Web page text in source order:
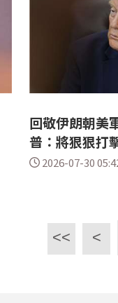
回敬伊朗朝
普：將狠狠打
2026-07-30
<< <